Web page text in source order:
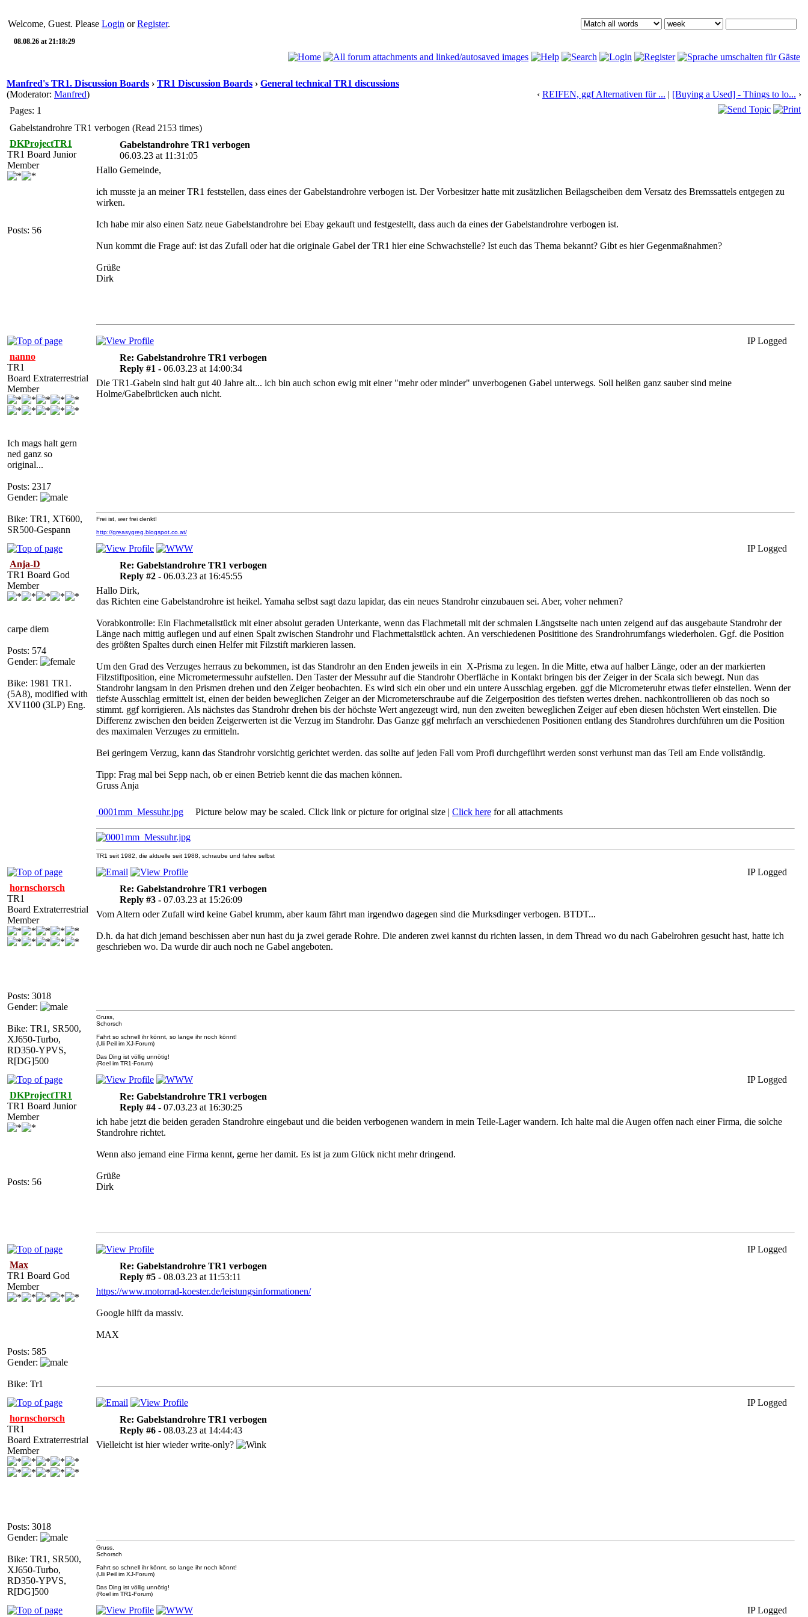
Welcome, Guest. Please Login orRegister.
08.08.26 at 21:18:29
Manfred's TR1. Discussion Boards › TR1 Discussion Boards › General technical TR1 discussions
(Moderator: Manfred) ‹ REIFEN, ggf Alternativen für ... | [Buying a Used] - Things to lo... ›
Pages: 1
Gabelstandrohre TR1 verbogen (Read 2153 times)
DKProjectTR1
TR1 Board Junior
Member
Posts: 56
Gabelstandrohre TR1 verbogen
06.03.23 at 11:31:05
Hallo Gemeinde,
ich musste ja an meiner TR1 feststellen, dass eines der Gabelstandrohre verbogen ist. Der Vorbesitzer hatte mit zusätzlichen Beilagscheiben dem Versatz des Bremssattels entgegen zu
wirken.
Ich habe mir also einen Satz neue Gabelstandrohre bei Ebay gekauft und festgestellt, dass auch da eines der Gabelstandrohre verbogen ist.
Nun kommt die Frage auf: ist das Zufall oder hat die originale Gabel der TR1 hier eine Schwachstelle? Ist euch das Thema bekannt? Gibt es hier Gegenmaßnahmen?
Grüße
Dirk
IP Logged
nanno
TR1
Board Extraterrestrial
Member
Ich mags halt gern
ned ganz so
original...
Posts: 2317
Gender:
Bike: TR1, XT600,
SR500-Gespann
Re: Gabelstandrohre TR1 verbogen
Reply #1 - 06.03.23 at 14:00:34
Die TR1-Gabeln sind halt gut 40 Jahre alt... ich bin auch schon ewig mit einer "mehr oder minder" unverbogenen Gabel unterwegs. Soll heißen ganz sauber sind meine
Holme/Gabelbrücken auch nicht.
Frei ist, wer frei denkt!
http://greasygreg.blogspot.co.at/
IP Logged
Anja-D
TR1 Board God
Member
carpe diem
Posts: 574
Gender:
Bike: 1981 TR1.
(5A8), modified with
XV1100 (3LP) Eng.
Re: Gabelstandrohre TR1 verbogen
Reply #2 - 06.03.23 at 16:45:55
Hallo Dirk,
das Richten eine Gabelstandrohre ist heikel. Yamaha selbst sagt dazu lapidar, das ein neues Standrohr einzubauen sei. Aber, voher nehmen?
Vorabkontrolle: Ein Flachmetallstück mit einer absolut geraden Unterkante, wenn das Flachmetall mit der schmalen Längstseite nach unten zeigend auf das ausgebaute Standrohr der
Länge nach mittig auflegen und auf einen Spalt zwischen Standrohr und Flachmettalstück achten. An verschiedenen Posititione des Srandrohrumfangs wiederholen. Ggf. die Position
des größten Spaltes durch einen Helfer mit Filzstift markieren lassen.
Um den Grad des Verzuges herraus zu bekommen, ist das Standrohr an den Enden jeweils in ein X-Prisma zu legen. In die Mitte, etwa auf halber Länge, oder an der markierten
Filzstiftposition, eine Micrometermessuhr aufstellen. Den Taster der Messuhr auf die Standrohr Oberfläche in Kontakt bringen bis der Zeiger in der Scala sich bewegt. Nun das
Standrohr langsam in den Prismen drehen und den Zeiger beobachten. Es wird sich ein ober und ein untere Ausschlag ergeben. ggf die Micrometeruhr etwas tiefer einstellen. Wenn der
tiefste Ausschlag ermittelt ist, einen der beiden beweglichen Zeiger an der Micrometerschraube auf die Zeigerposition des tiefsten wertes drehen. nachkontrollieren ob das noch so
stimmt. ggf korrigieren. Als nächstes das Standrohr drehen bis der höchste Wert angezeugt wird, nun den zweiten beweglichen Zeiger auf eben diesen höchsten Wert einstellen. Die
Differenz zwischen den beiden Zeigerwerten ist die Verzug im Standrohr. Das Ganze ggf mehrfach an verschiedenen Positionen entlang des Standrohres durchführen um die Position
des maximalen Verzuges zu ermitteln.
Bei geringem Verzug, kann das Standrohr vorsichtig gerichtet werden. das sollte auf jeden Fall vom Profi durchgeführt werden sonst verhunst man das Teil am Ende vollständig.
Tipp: Frag mal bei Sepp nach, ob er einen Betrieb kennt die das machen können.
Gruss Anja
0001mm_Messuhr.jpg Picture below may be scaled. Click link or picture for original size | Click here for all attachments
TR1 seit 1982, die aktuelle seit 1988, schraube und fahre selbst
IP Logged
hornschorsch
TR1
Board Extraterrestrial
Member
Posts: 3018
Gender:
Bike: TR1, SR500,
XJ650-Turbo,
RD350-YPVS,
R[DG]500
Re: Gabelstandrohre TR1 verbogen
Reply #3 - 07.03.23 at 15:26:09
Vom Altern oder Zufall wird keine Gabel krumm, aber kaum fährt man irgendwo dagegen sind die Murksdinger verbogen. BTDT...
D.h. da hat dich jemand beschissen aber nun hast du ja zwei gerade Rohre. Die anderen zwei kannst du richten lassen, in dem Thread wo du nach Gabelrohren gesucht hast, hatte ich
geschrieben wo. Da wurde dir auch noch ne Gabel angeboten.
Gruss,
Schorsch
Fahrt so schnell ihr könnt, so lange ihr noch könnt!
(Uli Peil im XJ-Forum)
Das Ding ist völlig unnötig!
(Roel im TR1-Forum)
IP Logged
DKProjectTR1
TR1 Board Junior
Member
Posts: 56
Re: Gabelstandrohre TR1 verbogen
Reply #4 - 07.03.23 at 16:30:25
ich habe jetzt die beiden geraden Standrohre eingebaut und die beiden verbogenen wandern in mein Teile-Lager wandern. Ich halte mal die Augen offen nach einer Firma, die solche
Standrohre richtet.
Wenn also jemand eine Firma kennt, gerne her damit. Es ist ja zum Glück nicht mehr dringend.
Grüße
Dirk
IP Logged
Max
TR1 Board God
Member
Posts: 585
Gender:
Bike: Tr1
Re: Gabelstandrohre TR1 verbogen
Reply #5 - 08.03.23 at 11:53:11
https://www.motorrad-koester.de/leistungsinformationen/
Google hilft da massiv.
MAX
IP Logged
hornschorsch
TR1
Board Extraterrestrial
Member
Posts: 3018
Gender:
Bike: TR1, SR500,
XJ650-Turbo,
RD350-YPVS,
R[DG]500
Re: Gabelstandrohre TR1 verbogen
Reply #6 - 08.03.23 at 14:44:43
Vielleicht ist hier wieder write-only?
Gruss,
Schorsch
Fahrt so schnell ihr könnt, so lange ihr noch könnt!
(Uli Peil im XJ-Forum)
Das Ding ist völlig unnötig!
(Roel im TR1-Forum)
IP Logged